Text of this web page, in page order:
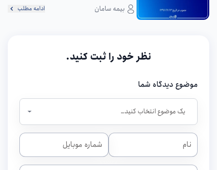
بیمه سامان ادامه مطلب
نظر خود را ثبت کنید.
موضوع دیدگاه شما